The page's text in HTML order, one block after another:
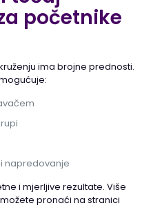
početnike
ima brojne prednosti.
napredovanje
i mjerljive rezultate. Više
pronaći na stranici